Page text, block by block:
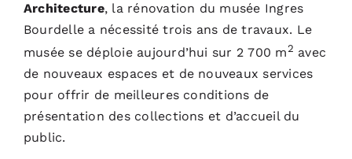
Architecture, la rénovation du musée Ingres
Bourdelle a nécessité trois ans de travaux. Le
musée se déploie aujourd’hui sur 2 700 m2 avec
de nouveaux espaces et de nouveaux services
pour offrir de meilleures conditions de
présentation des collections et d’accueil du
public.